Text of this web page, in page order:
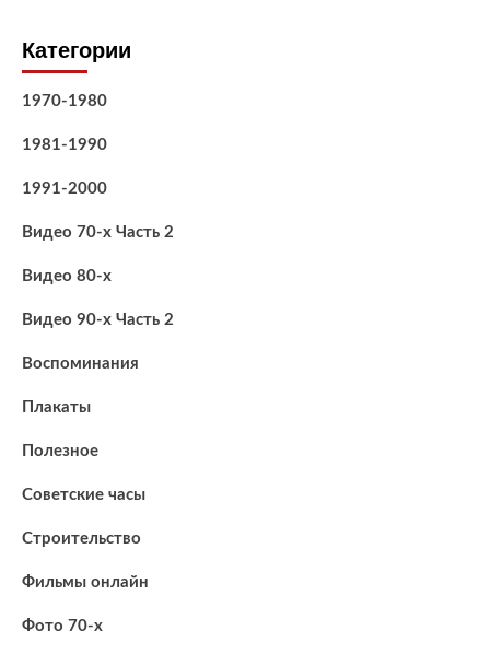
Категории
1970-1980
1981-1990
1991-2000
Видео 70-х Часть 2
Видео 80-х
Видео 90-х Часть 2
Воспоминания
Плакаты
Полезное
Советские часы
Строительство
Фильмы онлайн
Фото 70-х